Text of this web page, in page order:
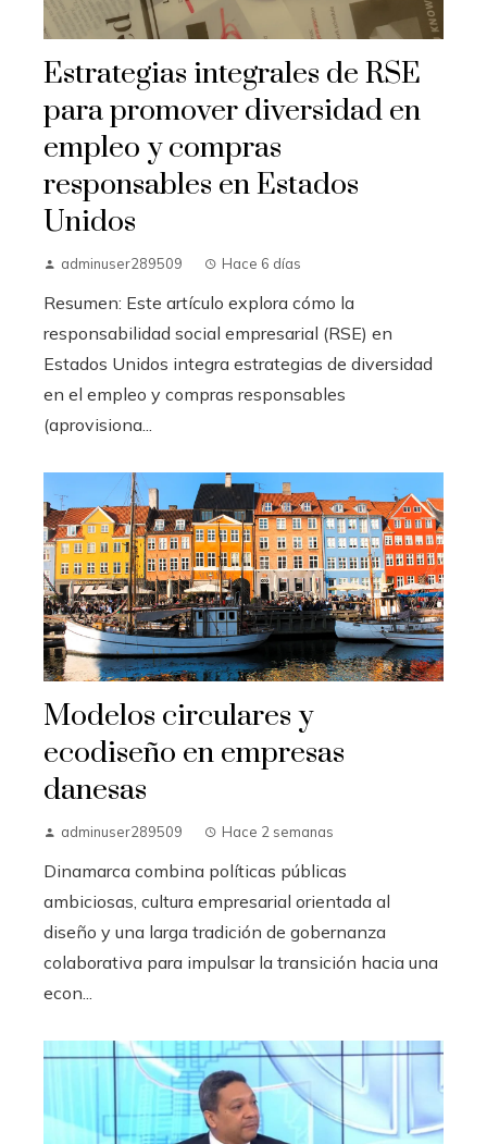
Estrategias integrales de RSE
para promover diversidad en
empleo y compras
responsables en Estados
Unidos
adminuser289509 Hace 6 días
Resumen: Este artículo explora cómo la
responsabilidad social empresarial (RSE) en
Estados Unidos integra estrategias de diversidad
en el empleo y compras responsables
(aprovisiona...
Modelos circulares y
ecodiseño en empresas
danesas
adminuser289509 Hace 2 semanas
Dinamarca combina políticas públicas
ambiciosas, cultura empresarial orientada al
diseño y una larga tradición de gobernanza
colaborativa para impulsar la transición hacia una
econ...